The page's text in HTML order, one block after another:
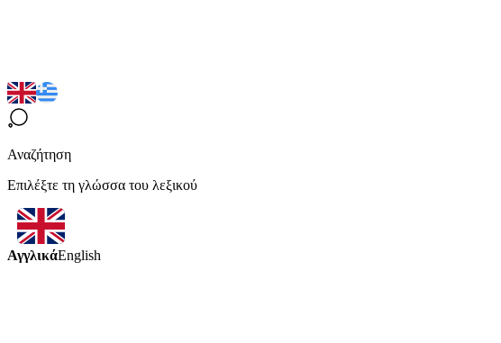
Αναζήτηση
Επιλέξτε τη γλώσσα του λεξικού
ΑγγλικάEnglish